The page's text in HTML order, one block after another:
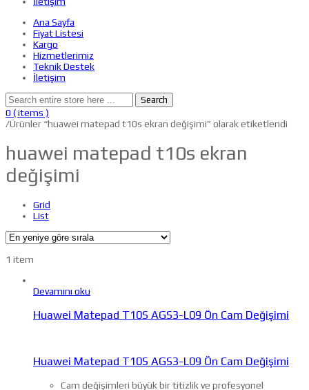
Ana Sayfa
Fiyat Listesi
Kargo
Hizmetlerimiz
Teknik Destek
İletişim
Search
0 ( items )
/Ürünler “huawei matepad t10s ekran değişimi” olarak etiketlendi
huawei matepad t10s ekran
değişimi
Grid
List
1 item
Devamını oku
Huawei Matepad T10S AGS3-L09 Ön Cam Değişimi
Huawei Matepad T10S AGS3-L09 Ön Cam Değişimi
Cam değişimleri büyük bir titizlik ve profesyonel